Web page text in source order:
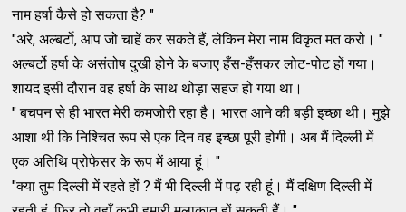
नाम हर्षा कैसे हो सकता है? "
"अरे, अल्बर्टो, आप जो चाहें कर सकते हैं, लेकिन मेरा नाम विकृत मत करो। "
अल्बर्टो हर्षा के असंतोष दुखी होने के बजाए हँस-हँसकर लोट-पोट हों गया।
शायद इसी दौरान वह हर्षा के साथ थोड़ा सहज हो गया था।
" बचपन से ही भारत मेरी कमजोरी रहा है। भारत आने की बड़ी इच्छा थी। मुझे
आशा थी कि निश्चित रूप से एक दिन वह इच्छा पूरी होगी। अब मैं दिल्ली में
एक अतिथि प्रोफेसर के रूप में आया हूं। "
"क्या तुम दिल्ली में रहते हों ? मैं भी दिल्ली में पढ़ रही हूं। मैं दक्षिण दिल्ली में